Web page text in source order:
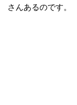
さんあるのです。